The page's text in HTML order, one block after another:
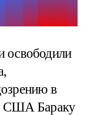
освободили
в
США Бараку